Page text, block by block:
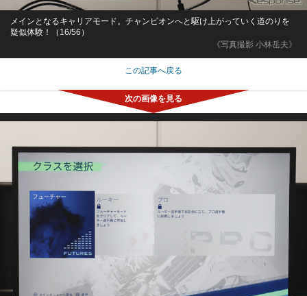
《写真撮影 小林岳夫》
メインとなるキャリアモード。チャンピオンへと駆け上がっていく道のりを
疑似体験！（16/56）
この記事へ戻る